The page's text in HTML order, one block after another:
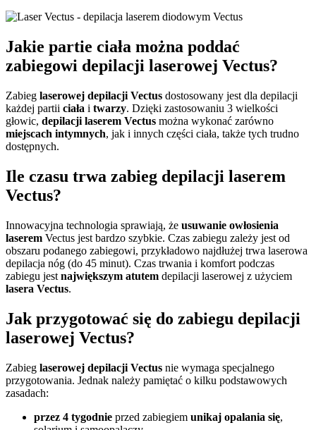
Jakie partie ciała można poddać
zabiegowi depilacji laserowej Vectus?
Zabieg laserowej depilacji Vectus dostosowany jest dla depilacji
każdej partii ciała i twarzy. Dzięki zastosowaniu 3 wielkości
głowic, depilacji laserem Vectus można wykonać zarówno
miejscach intymnych, jak i innych części ciała, także tych trudno
dostępnych.
Ile czasu trwa zabieg depilacji laserem
Vectus?
Innowacyjna technologia sprawiają, że usuwanie owłosienia
laserem Vectus jest bardzo szybkie. Czas zabiegu zależy jest od
obszaru podanego zabiegowi, przykładowo najdłużej trwa laserowa
depilacja nóg (do 45 minut). Czas trwania i komfort podczas
zabiegu jest największym atutem depilacji laserowej z użyciem
lasera Vectus.
Jak przygotować się do zabiegu depilacji
laserowej Vectus?
Zabieg laserowej depilacji Vectus nie wymaga specjalnego
przygotowania. Jednak należy pamiętać o kilku podstawowych
zasadach:
przez 4 tygodnie przed zabiegiem unikaj opalania się,